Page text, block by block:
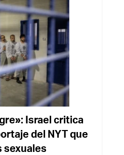
Israel critica
del NYT que
sexuales